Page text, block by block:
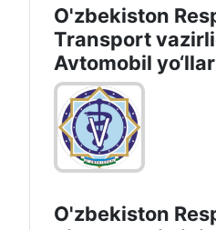
O'zbekiston
Transport
Avtomobil
O'zbekiston